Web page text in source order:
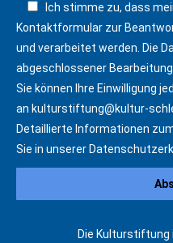
Ich stimme zu, dass
Kontaktformular zur
und verarbeitet werden. Die
abgeschlossener
Sie können Ihre Einwilligung
an kulturstiftung@kultur-
Detaillierte Informationen
Sie in unserer
Die